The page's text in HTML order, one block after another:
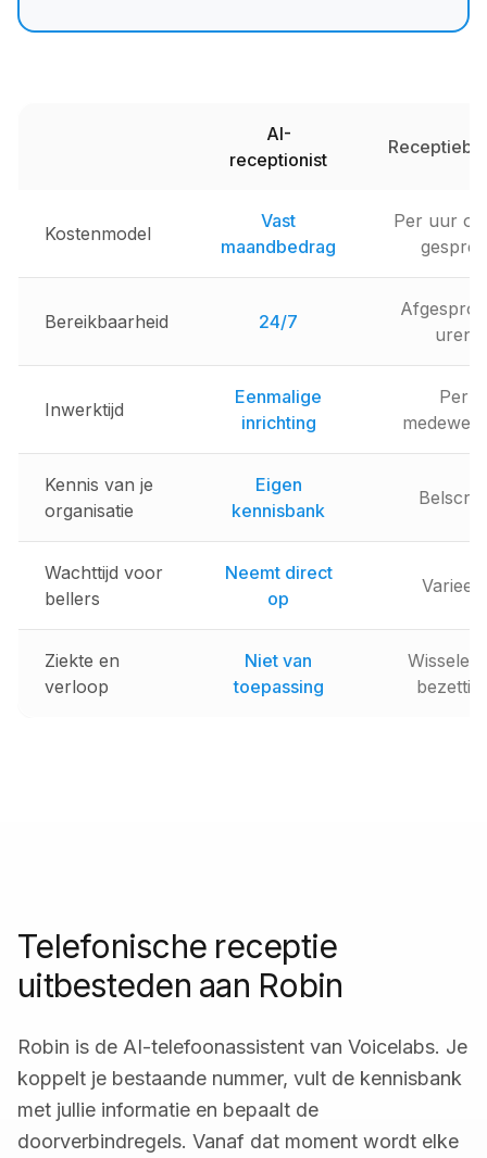
AI-
receptionist
Kostenmodel
Vast
maandbedrag
Per uur of
gesprek
Bereikbaarheid 24/7
uren
Inwerktijd
Eenmalige
inrichting
Per
Kennis van je
organisatie
Eigen
kennisbank
Wachttijd voor
bellers
Neemt direct
op
Varieert
Ziekte en
verloop
Niet van
toepassing
Telefonische receptie
uitbesteden aan Robin
Robin is de AI-telefoonassistent van Voicelabs. Je
koppelt je bestaande nummer, vult de kennisbank
met jullie informatie en bepaalt de
doorverbindregels. Vanaf dat moment wordt elke